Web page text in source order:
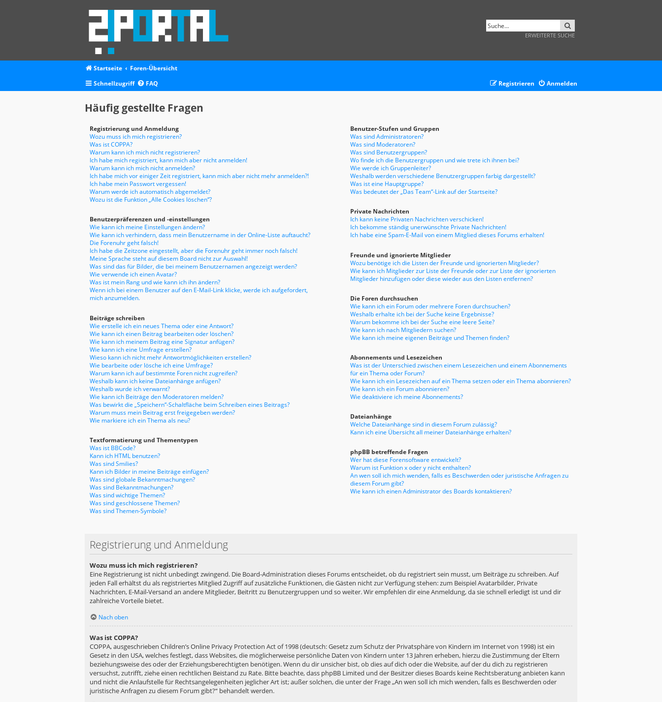
ERWEITERTE SUCHE
Startseite
Foren-Übersicht
Schnellzugriff
FAQ Anmelden
Registrieren
Häufig gestellte Fragen
Registrierung und Anmeldung
Wozu muss ich mich registrieren?
Was ist COPPA?
Warum kann ich mich nicht registrieren?
Ich habe mich registriert, kann mich aber nicht anmelden!
Warum kann ich mich nicht anmelden?
Ich habe mich vor einiger Zeit registriert, kann mich aber nicht mehr anmelden?!
Ich habe mein Passwort vergessen!
Warum werde ich automatisch abgemeldet?
Wozu ist die Funktion „Alle Cookies löschen“?
Benutzerpräferenzen und -einstellungen
Wie kann ich meine Einstellungen ändern?
Wie kann ich verhindern, dass mein Benutzername in der Online-Liste auftaucht?
Die Forenuhr geht falsch!
Ich habe die Zeitzone eingestellt, aber die Forenuhr geht immer noch falsch!
Meine Sprache steht auf diesem Board nicht zur Auswahl!
Was sind das für Bilder, die bei meinem Benutzernamen angezeigt werden?
Wie verwende ich einen Avatar?
Was ist mein Rang und wie kann ich ihn ändern?
Wenn ich bei einem Benutzer auf den E-Mail-Link klicke, werde ich aufgefordert,
mich anzumelden.
Beiträge schreiben
Wie erstelle ich ein neues Thema oder eine Antwort?
Wie kann ich einen Beitrag bearbeiten oder löschen?
Wie kann ich meinem Beitrag eine Signatur anfügen?
Wie kann ich eine Umfrage erstellen?
Wieso kann ich nicht mehr Antwortmöglichkeiten erstellen?
Wie bearbeite oder lösche ich eine Umfrage?
Warum kann ich auf bestimmte Foren nicht zugreifen?
Weshalb kann ich keine Dateianhänge anfügen?
Weshalb wurde ich verwarnt?
Wie kann ich Beiträge den Moderatoren melden?
Was bewirkt die „Speichern“-Schaltfläche beim Schreiben eines Beitrags?
Warum muss mein Beitrag erst freigegeben werden?
Wie markiere ich ein Thema als neu?
Textformatierung und Thementypen
Was ist BBCode?
Kann ich HTML benutzen?
Was sind Smilies?
Kann ich Bilder in meine Beiträge einfügen?
Was sind globale Bekanntmachungen?
Was sind Bekanntmachungen?
Was sind wichtige Themen?
Was sind geschlossene Themen?
Was sind Themen-Symbole?
Benutzer-Stufen und Gruppen
Was sind Administratoren?
Was sind Moderatoren?
Was sind Benutzergruppen?
Wo finde ich die Benutzergruppen und wie trete ich ihnen bei?
Wie werde ich Gruppenleiter?
Weshalb werden verschiedene Benutzergruppen farbig dargestellt?
Was ist eine Hauptgruppe?
Was bedeutet der „Das Team“-Link auf der Startseite?
Private Nachrichten
Ich kann keine Privaten Nachrichten verschicken!
Ich bekomme ständig unerwünschte Private Nachrichten!
Ich habe eine Spam-E-Mail von einem Mitglied dieses Forums erhalten!
Freunde und ignorierte Mitglieder
Wozu benötige ich die Listen der Freunde und ignorierten Mitglieder?
Wie kann ich Mitglieder zur Liste der Freunde oder zur Liste der ignorierten
Mitglieder hinzufügen oder diese wieder aus den Listen entfernen?
Die Foren durchsuchen
Wie kann ich ein Forum oder mehrere Foren durchsuchen?
Weshalb erhalte ich bei der Suche keine Ergebnisse?
Warum bekomme ich bei der Suche eine leere Seite?
Wie kann ich nach Mitgliedern suchen?
Wie kann ich meine eigenen Beiträge und Themen finden?
Abonnements und Lesezeichen
Was ist der Unterschied zwischen einem Lesezeichen und einem Abonnements
für ein Thema oder Forum?
Wie kann ich ein Lesezeichen auf ein Thema setzen oder ein Thema abonnieren?
Wie kann ich ein Forum abonnieren?
Wie deaktiviere ich meine Abonnements?
Dateianhänge
Welche Dateianhänge sind in diesem Forum zulässig?
Kann ich eine Übersicht all meiner Dateianhänge erhalten?
phpBB betreffende Fragen
Wer hat diese Forensoftware entwickelt?
Warum ist Funktion x oder y nicht enthalten?
An wen soll ich mich wenden, falls es Beschwerden oder juristische Anfragen zu
diesem Forum gibt?
Wie kann ich einen Administrator des Boards kontaktieren?
Registrierung und Anmeldung
Wozu muss ich mich registrieren?
Eine Registrierung ist nicht unbedingt zwingend. Die Board-Administration dieses Forums entscheidet, ob du registriert sein musst, um Beiträge zu schreiben. Auf
jeden Fall erhältst du als registriertes Mitglied Zugriff auf zusätzliche Funktionen, die Gästen nicht zur Verfügung stehen: zum Beispiel Avatarbilder, Private
Nachrichten, E-Mail-Versand an andere Mitglieder, Beitritt zu Benutzergruppen und so weiter. Wir empfehlen dir eine Anmeldung, da sie schnell erledigt ist und dir
zahlreiche Vorteile bietet.
Nach oben
Was ist COPPA?
COPPA, ausgeschrieben Children’s Online Privacy Protection Act of 1998 (deutsch: Gesetz zum Schutz der Privatsphäre von Kindern im Internet von 1998) ist ein
Gesetz in den USA, welches festlegt, dass Websites, die möglicherweise persönliche Daten von Kindern unter 13 Jahren erheben, hierzu die Zustimmung der Eltern
beziehungsweise des oder der Erziehungsberechtigten benötigen. Wenn du dir unsicher bist, ob dies auf dich oder die Website, auf der du dich zu registrieren
versuchst, zutrifft, ziehe einen rechtlichen Beistand zu Rate. Bitte beachte, dass phpBB Limited und der Besitzer dieses Boards keine Rechtsberatung anbieten kann
und nicht die Anlaufstelle für Rechtsangelegenheiten jeglicher Art ist; außer solchen, die unter der Frage „An wen soll ich mich wenden, falls es Beschwerden oder
juristische Anfragen zu diesem Forum gibt?“ behandelt werden.